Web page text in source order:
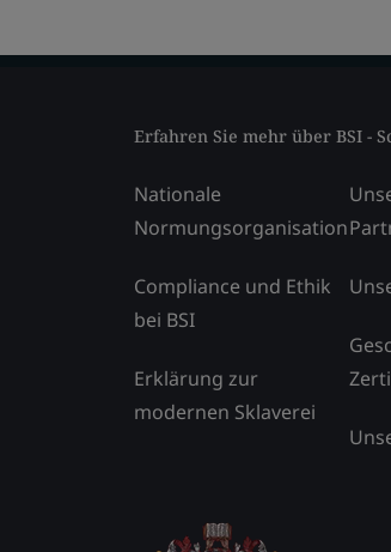
Erfahren Sie mehr über BSI -
Nationale
Normungsorganisation
Compliance und Ethik
bei BSI
Erklärung zur
modernen Sklaverei